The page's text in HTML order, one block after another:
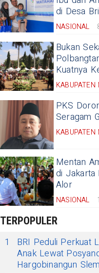
di Desa
NASIONAL
Bukan
Kuatnya
KABUPATEN
PKS
Seragam
KABUPATEN
Mentan
di Jakarta
Alor
NASIONAL
TERPOPULER
1
BRI Peduli Perkuat
Anak Lewat
Hargobinangun